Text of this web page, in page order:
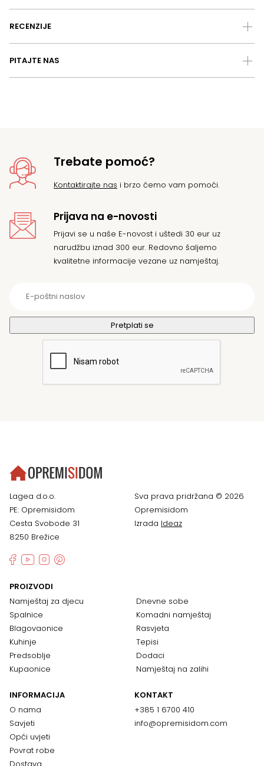
RECENZIJE
PITAJTE NAS
Trebate pomoć?
Kontaktirajte nas i brzo ćemo vam pomoći.
Prijava na e-novosti
Prijavi se u naše E-novost i uštedi 30 eur uz
narudžbu iznad 300 eur. Redovno šaljemo
kvalitetne informacije vezane uz namještaj.
Lagea d.o.o.
PE: Opremisidom
Cesta Svobode 31
8250 Brežice
Sva prava pridržana © 2026
Opremisidom
Izrada Ideaz
PROIZVODI
Namještaj za djecu
Spalnice
Blagovaonice
Kuhinje
Predsoblje
Kupaonice
Dnevne sobe
Komadni namještaj
Rasvjeta
Tepisi
Dodaci
Namještaj na zalihi
INFORMACIJA
O nama
Savjeti
Opći uvjeti
Povrat robe
KONTAKT
+385 1 6700 410
info@opremisidom.com